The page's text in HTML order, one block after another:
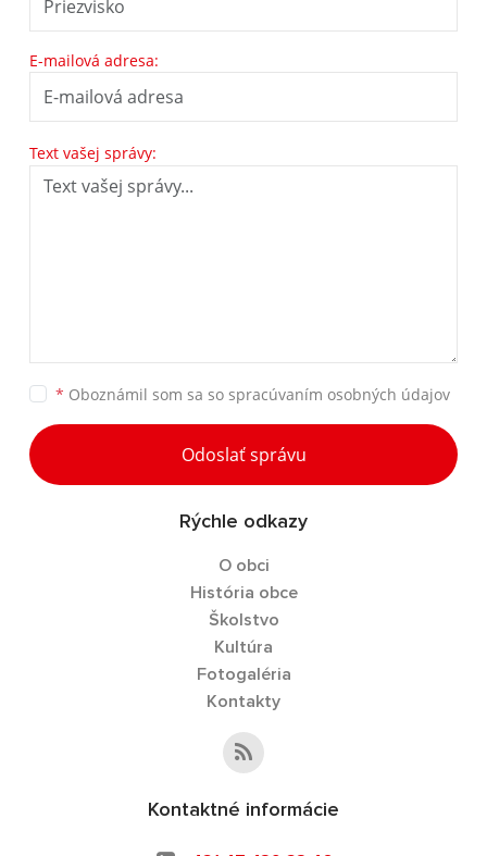
E-mailová adresa:
Text vašej správy:
* Oboznámil som sa so spracúvaním osobných údajov
Odoslať správu
Rýchle odkazy
O obci
História obce
Školstvo
Kultúra
Fotogaléria
Kontakty
Kontaktné informácie